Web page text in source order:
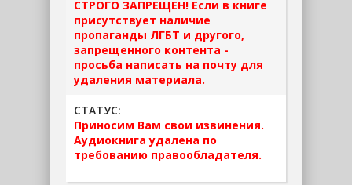
СТРОГО ЗАПРЕЩЕН! Если в книге
присутствует наличие
пропаганды ЛГБТ и другого,
запрещенного контента -
просьба написать на почту для
удаления материала.
СТАТУС:
Приносим Вам свои извинения.
Аудиокнига удалена по
требованию правообладателя.